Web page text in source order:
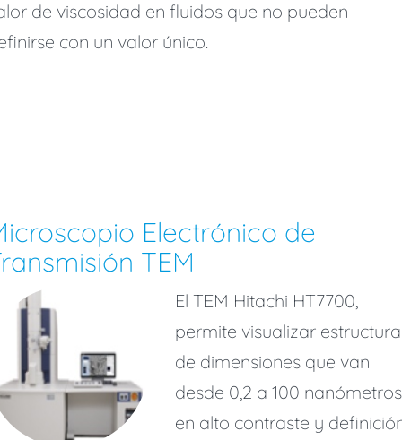
de viscosidad en fluidos que no pueden
con un valor único.
Electrónico de
TEM
El TEM Hitachi HT7700,
permite visualizar
de dimensiones que van
desde 0,2 a 100
en alto contraste y